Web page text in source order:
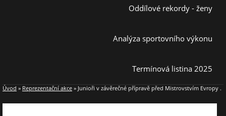
Oddílové rekordy - ženy
Analýza sportovního výkonu
Termínová listina 2025
Úvod » Reprezentační akce » Junioři v závěrečné přípravě před Mistrovstvím Evropy .